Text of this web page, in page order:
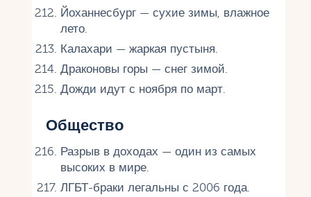
Йоханнесбург — сухие зимы, влажное
лето.
Калахари — жаркая пустыня.
Драконовы горы — снег зимой.
Дожди идут с ноября по март.
Общество
Разрыв в доходах — один из самых
высоких в мире.
ЛГБТ-браки легальны с 2006 года.